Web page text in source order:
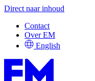
Direct naar inhoud
Contact
Over EM
English